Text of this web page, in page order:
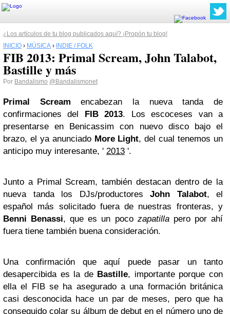
¿Los artículos de tu blog publicados aquí? ¡Propón tu blog!
INICIO › MÚSICA › INDIE / FOLK
FIB 2013: Primal Scream, John Talabot,
Bastille y más
Por Bandalismo @Bandalismonet
Primal Scream encabezan la nueva tanda de
confirmaciones del FIB 2013. Los escoceses van a
presentarse en Benicassim con nuevo disco bajo el
brazo, el ya anunciado More Light, del cual tenemos un
anticipo muy interesante, ' 2013 '.
Junto a Primal Scream, también destacan dentro de la
nueva tanda los DJs/productores John Talabot, el
español más solicitado fuera de nuestras fronteras, y
Benni Benassi, que es un poco zapatillapero por ahí
fuera tiene también buena consideración.
Una confirmación que aquí puede pasar un tanto
desapercibida es la de Bastille, importante porque con
ella el FIB se ha asegurado a una formación británica
casi desconocida hace un par de meses, pero que ha
conseguido colar su álbum de debut en el número uno de